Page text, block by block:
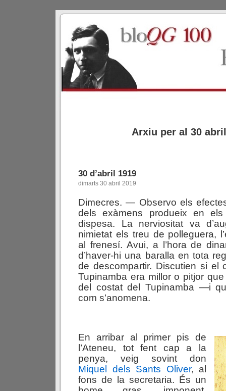
Arxiu per al 30
30 d’abril 1919
dimarts 30 abril 2019
Dimecres. — Observo els
dels exàmens produeix en
dispesa. La nerviositat va
nimietat els treu de polleguera,
al frenesí. Avui, a l’hora de
d’haver-hi una baralla en tota
de descompartir. Discutien si el
Tupinamba era millor o pitjor
del costat del Tupinamba —i
com s’anomena.
En arribar al primer pis de
l’Ateneu, tot fent cap a la
penya, veig sovint don
Miquel dels Sants Oliver, al
fons de la secretaria. És un